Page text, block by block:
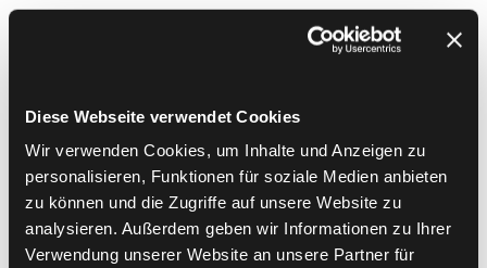
Diese Webseite verwendet Cookies
Wir verwenden Cookies, um Inhalte und Anzeigen zu
personalisieren, Funktionen für soziale Medien anbieten
zu können und die Zugriffe auf unsere Website zu
analysieren. Außerdem geben wir Informationen zu Ihrer
Verwendung unserer Website an unsere Partner für
Die Mitarbeiter:innen eines Unternehmens
spielen eine entscheidende Rolle im Customer
positive und emotionale Erlebnisse zu schaffen,
wahrnehmen. Schulungsprogramme und die
Förderung einer kundenorientierten
Unternehmenskultur sind unerlässlich, um
diese Zielsetzung zu erreichen.